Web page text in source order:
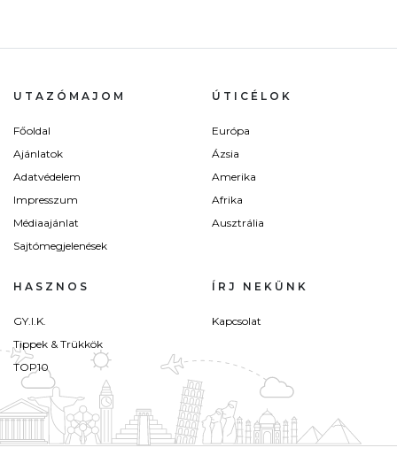
UTAZÓMAJOM
Főoldal
Ajánlatok
Adatvédelem
Impresszum
Médiaajánlat
Sajtómegjelenések
ÚTICÉLOK
Európa
Ázsia
Amerika
Afrika
Ausztrália
HASZNOS
GY.I.K.
Tippek & Trükkök
TOP10
ÍRJ NEKÜNK
Kapcsolat